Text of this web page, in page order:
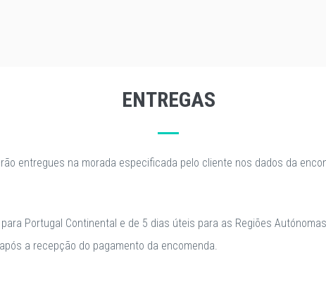
ENTREGAS
entregues na morada especificada pelo cliente nos dados da
Portugal Continental e de 5 dias úteis para as Regiões
a recepção do pagamento da encomenda.